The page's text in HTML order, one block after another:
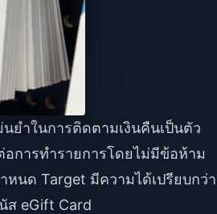
ยำในการติดตามเงินคืนเป็นตัว
การทำรายการโดยไม่มีข้อห้าม
หนด Target มีความได้เปรียบกว่า
ส eGift Card